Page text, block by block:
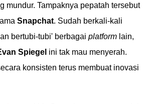
mundur. Tampaknya pepatah tersebut
Snapchat. Sudah berkali-kali
bertubi-tubi' berbagai platform lain,
Spiegel ini tak mau menyerah.
konsisten terus membuat inovasi